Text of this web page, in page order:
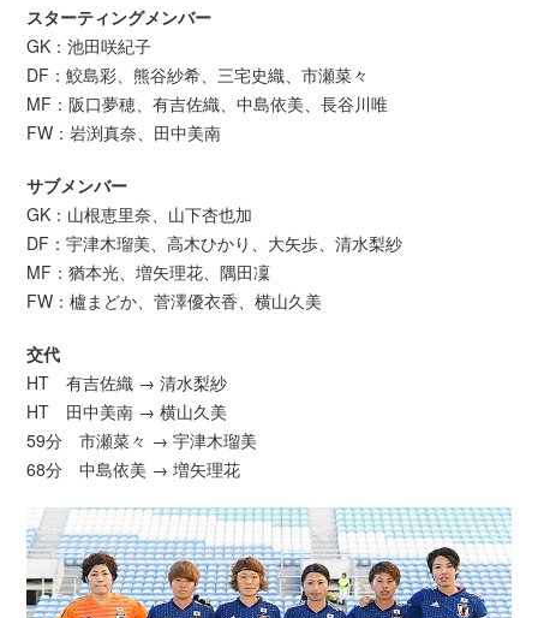
スターティングメンバー
GK：池田咲紀子
DF：鮫島彩、熊谷紗希、三宅史織、市瀬菜々
MF：阪口夢穂、有吉佐織、中島依美、長谷川唯
FW：岩渕真奈、田中美南
サブメンバー
GK：山根恵里奈、山下杏也加
DF：宇津木瑠美、高木ひかり、大矢歩、清水梨紗
MF：猶本光、増矢理花、隅田凜
FW：櫨まどか、菅澤優衣香、横山久美
交代
HT 有吉佐織 → 清水梨紗
HT 田中美南 → 横山久美
59分 市瀬菜々 → 宇津木瑠美
68分 中島依美 → 増矢理花